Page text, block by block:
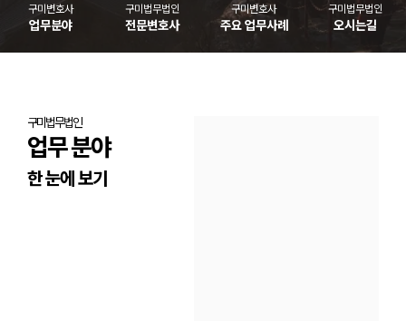
구미변호사
업무분야
구미법무법인
전문변호사
구미변호사
주요 업무사례
구미법무법인
오시는길
구미법무법인
업무 분야
한 눈에 보기